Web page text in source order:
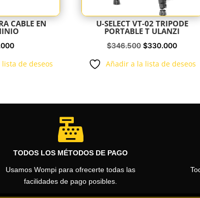
CABLE EN
de deseos
U-SELECT VT-02 TRIPODE
PORTABLE T ULANZI
$346.500 El
$330.000El
Añadir a la lista de deseos

TODOS LOS MÉTODOS DE PAGO
Usamos Wompi para ofrecerte todas las
facilidades de pago posibles.